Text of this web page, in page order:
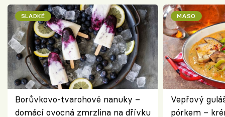
SLADKÉ
Borůvkovo-tvarohové nanuky –
domácí ovocná zmrzlina na dřívku
MASO
Vepřový
pórkem –